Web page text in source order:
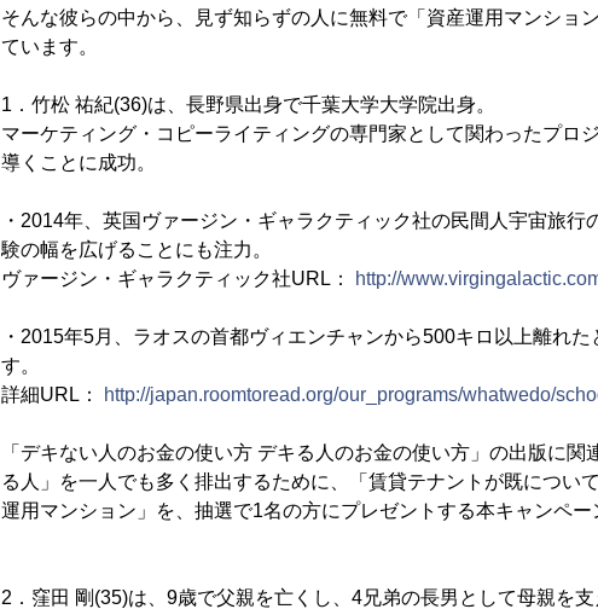
そんな彼らの中から、見ず知らずの人に無料で「資産運用マンショ
ています。
1．竹松 祐紀(36)は、長野県出身で千葉大学大学院出身。
マーケティング・コピーライティングの専門家として関わったプロ
導くことに成功。
・2014年、英国ヴァージン・ギャラクティック社の民間人宇宙旅
験の幅を広げることにも注力。
ヴァージン・ギャラクティック社URL：
http://
・2015年5月、ラオスの首都ヴィエンチャンから500キロ以上離れ
す。
詳細URL：
http://japan.roomtoread.org/our_programs/whatwedo/
「デキない人のお金の使い方 デキる人のお金の使い方」の出版に関
る人」を一人でも多く排出するために、「賃貸テナントが既につい
運用マンション」を、抽選で1名の方にプレゼントする本キャンペー
2．窪田 剛(35)は、9歳で父親を亡くし、4兄弟の長男として母親を